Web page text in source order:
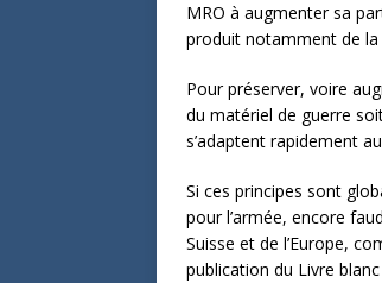
MRO à augmenter sa
produit notamment de la
Pour préserver, voire
du matériel de guerre
s’adaptent rapidement
Si ces principes sont
pour l’armée, encore
Suisse et de l’Europe,
publication du Livre